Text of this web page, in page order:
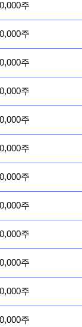
주
주
주
주
주
주
주
주
주
주
주
주